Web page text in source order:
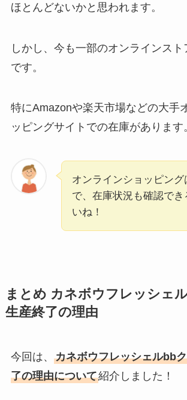
ほとんどないかと思われます。
しかし、今も一部のオンラインス
です。
特にAmazonや楽天市場などの大手
ッピングサイトでの在庫があります
オンラインショッピング
で、在庫状況も確認でき
いね！
まとめ カネボウフレッシェ
生産終了の理由
今回は、 カネボウフレッシェルbb
了の理由について紹介しました！